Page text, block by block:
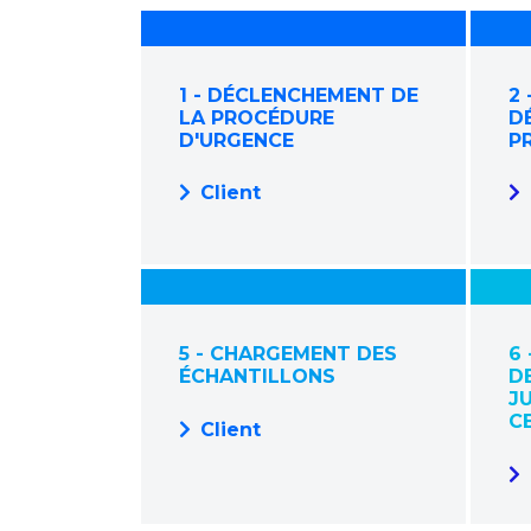
1 - DÉCLENCHEMENT DE
LA PROCÉDURE
D'URGENCE
Client
2
5 - CHARGEMENT DES
ÉCHANTILLONS
Client
6